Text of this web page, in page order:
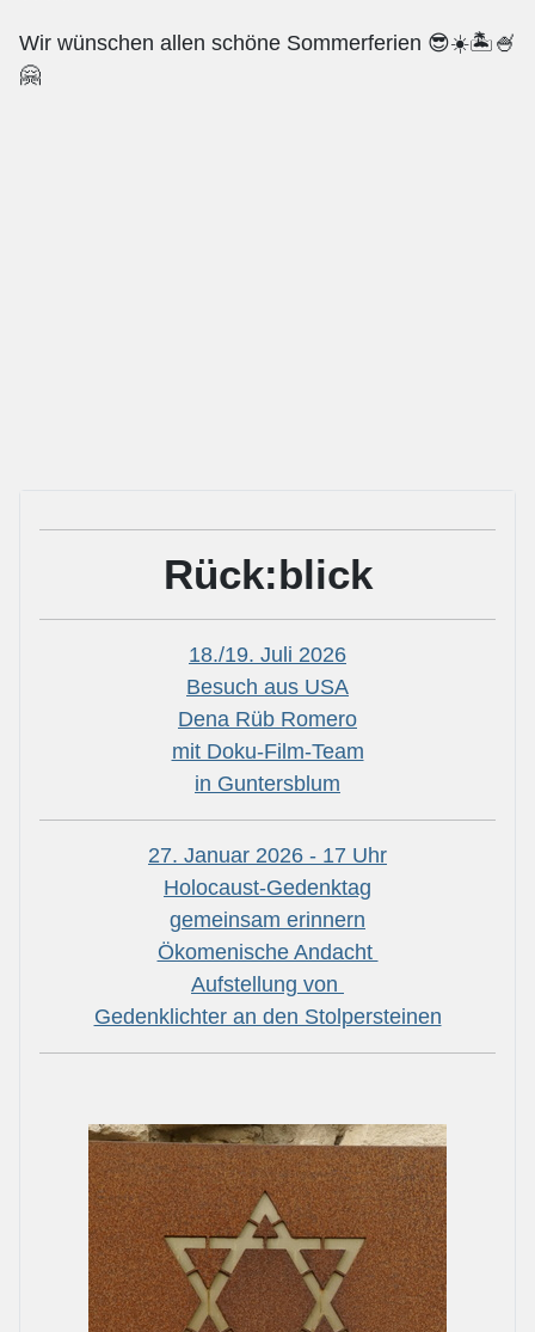
Wir wünschen allen schöne Sommerferien 😎☀️🏝🍧
🤗
Rück:blick
18./19. Juli 2026
Besuch aus USA
Dena Rüb Romero
mit Doku-Film-Team
in Guntersblum
27. Januar 2026 - 17 Uhr
Holocaust-Gedenktag
gemeinsam erinnern
Ökomenische Andacht
Aufstellung von
Gedenklichter an den Stolpersteinen